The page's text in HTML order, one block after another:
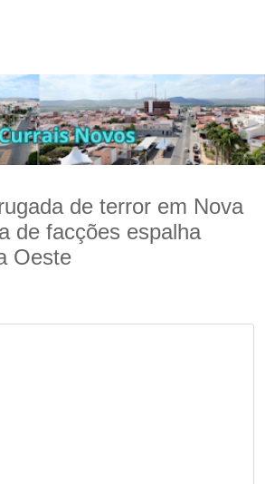
de terror em Nova
de facções espalha
Oeste